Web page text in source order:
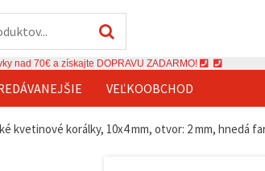
nad 70€ a získajte DOPRAVU ZADARMO!
VEĽKOOBCHOD
kvetinové korálky, 10x4 mm, otvor: 2 mm, hnedá